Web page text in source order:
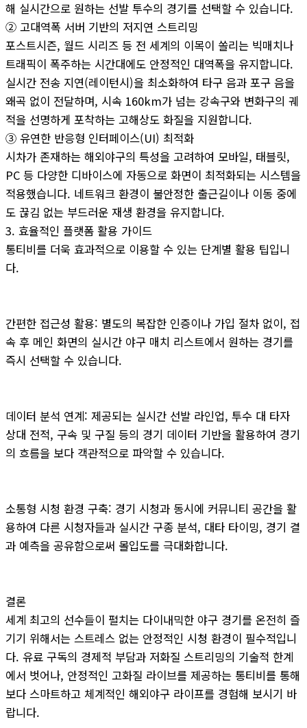
해 실시간으로 원하는 선발 투수의 경기를 선택할 수 있습니다.
② 고대역폭 서버 기반의 저지연 스트리밍
포스트시즌, 월드 시리즈 등 전 세계의 이목이 쏠리는 빅매치나
트래픽이 폭주하는 시간대에도 안정적인 대역폭을 유지합니다.
실시간 전송 지연(레이턴시)을 최소화하여 타구 음과 포구 음을
왜곡 없이 전달하며, 시속 160km가 넘는 강속구와 변화구의 궤
적을 선명하게 포착하는 고해상도 화질을 지원합니다.
③ 유연한 반응형 인터페이스(UI) 최적화
시차가 존재하는 해외야구의 특성을 고려하여 모바일, 태블릿,
PC 등 다양한 디바이스에 자동으로 화면이 최적화되는 시스템을
적용했습니다. 네트워크 환경이 불안정한 출근길이나 이동 중에
도 끊김 없는 부드러운 재생 환경을 유지합니다.
3. 효율적인 플랫폼 활용 가이드
통티비를 더욱 효과적으로 이용할 수 있는 단계별 활용 팁입니
다.
간편한 접근성 활용: 별도의 복잡한 인증이나 가입 절차 없이, 접
속 후 메인 화면의 실시간 야구 매치 리스트에서 원하는 경기를
즉시 선택할 수 있습니다.
데이터 분석 연계: 제공되는 실시간 선발 라인업, 투수 대 타자
상대 전적, 구속 및 구질 등의 경기 데이터 기반을 활용하여 경기
의 흐름을 보다 객관적으로 파악할 수 있습니다.
소통형 시청 환경 구축: 경기 시청과 동시에 커뮤니티 공간을 활
용하여 다른 시청자들과 실시간 구종 분석, 대타 타이밍, 경기 결
과 예측을 공유함으로써 몰입도를 극대화합니다.
결론
세계 최고의 선수들이 펼치는 다이내믹한 야구 경기를 온전히 즐
기기 위해서는 스트레스 없는 안정적인 시청 환경이 필수적입니
다. 유료 구독의 경제적 부담과 저화질 스트리밍의 기술적 한계
에서 벗어나, 안정적인 고화질 라이브를 제공하는 통티비를 통해
보다 스마트하고 체계적인 해외야구 라이프를 경험해 보시기 바
랍니다.